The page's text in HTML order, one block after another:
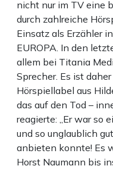
nicht nur im TV eine
durch zahlreiche
Einsatz als Erzähler
EUROPA. In den
allem bei Titania
Sprecher. Es ist
Hörspiellabel aus
das auf den Tod –
reagierte: „Er war so
und so unglaublich
anbieten konnte! Es
Horst Naumann bis